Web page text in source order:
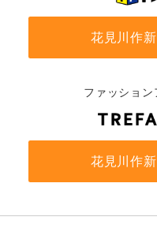
花見川作
ファッション
花見川作